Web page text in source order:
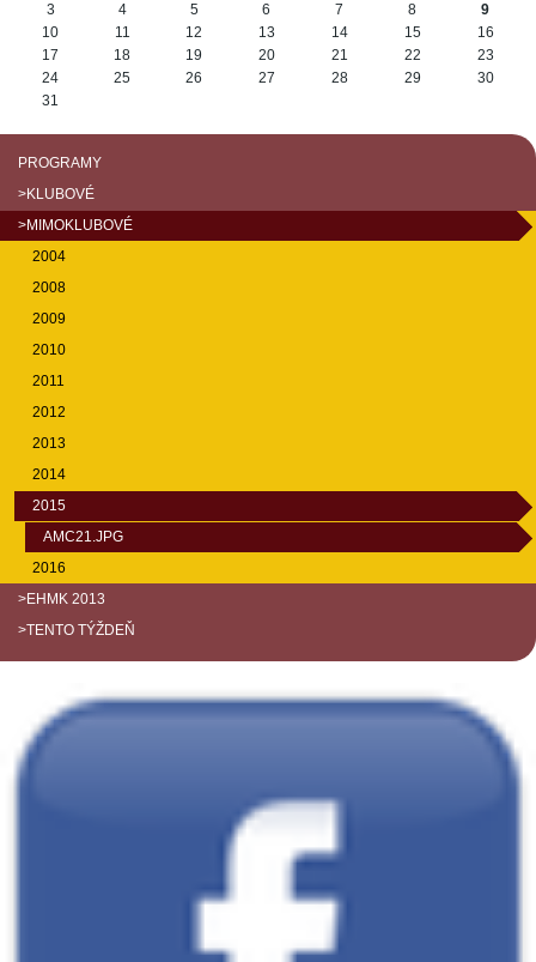
3
4 5 6 7 8
9
10
11 12 13 14 15
16
17
18 19 20 21 22
23
24
25 26 27 28 29
30
31
PROGRAMY
>KLUBOVÉ
>MIMOKLUBOVÉ
2004
2008
2009
2010
2011
2012
2013
2014
2015
AMC21.JPG
2016
>EHMK 2013
>TENTO TÝŽDEŇ